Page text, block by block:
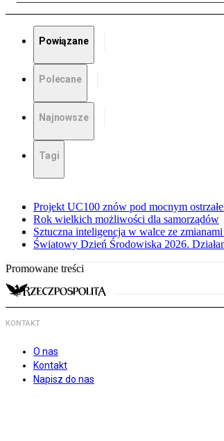
Powiązane
Polecane
Najnowsze
Tagi
Projekt UC100 znów pod mocnym
Rok wielkich możliwości dla samorządów
Sztuczna inteligencja w walce ze
Światowy Dzień Środowiska 2026.
Promowane treści
KONTAKT
O nas
Kontakt
Napisz do nas